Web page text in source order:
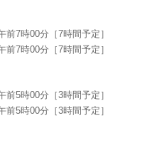
7時00分［7時間予定］
7時00分［7時間予定］
5時00分［3時間予定］
5時00分［3時間予定］